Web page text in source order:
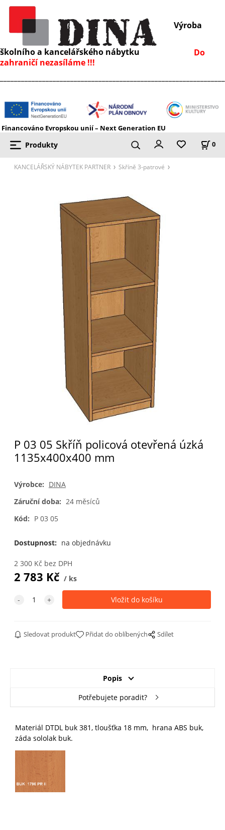
Výroba
školního a kancelářského nábytku Do
zahraničí nezasíláme !!!
Financováno Evropskou unií – Next Generation EU
Produkty 0
KANCELÁŘSKÝ NÁBYTEK PARTNER Skříně 3-patrové
P 03 05 Skříň policová otevřená úzká
1135x400x400 mm
Výrobce: DINA
Záruční doba: 24 měsíců
Kód: P 03 05
Dostupnost: na objednávku
2 300Kč bez DPH
2 783 Kč ks
Sledovat produkt Přidat do oblíbených Sdílet
Popis
Potřebujete poradit?
Materiál DTDL buk 381, tloušťka 18 mm, hrana ABS buk,
záda sololak buk.